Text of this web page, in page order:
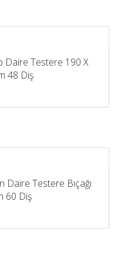
Daire Testere 190 X
48 Diş
Testere Bıçağı
60 Diş